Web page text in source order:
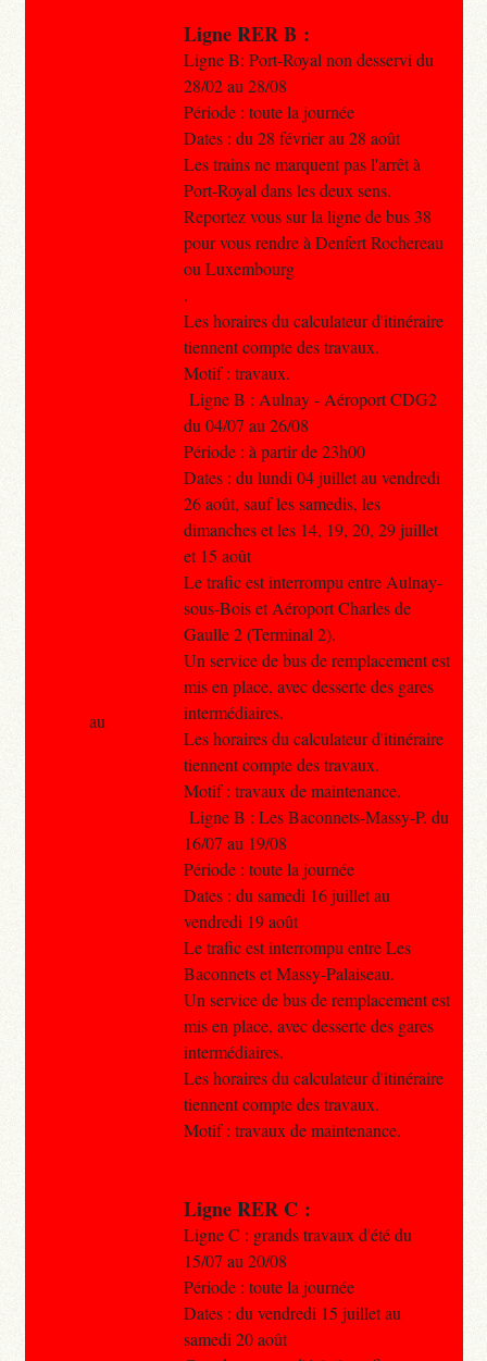
Ligne RER B :
Ligne B: Port-Royal non desservi du
28/02 au 28/08
Période : toute la journée
Dates : du 28 février au 28 août
Les trains ne marquent pas l'arrêt à
Port-Royal dans les deux sens.
Reportez vous sur la ligne de bus 38
pour vous rendre à Denfert Rochereau
ou Luxembourg
.
Les horaires du calculateur d'itinéraire
tiennent compte des travaux.
Motif : travaux.
Ligne B : Aulnay - Aéroport CDG2
du 04/07 au 26/08
Période : à partir de 23h00
Dates : du lundi 04 juillet au vendredi
26 août, sauf les samedis, les
dimanches et les 14, 19, 20, 29 juillet
et 15 août
Le trafic est interrompu entre Aulnay-
sous-Bois et Aéroport Charles de
Gaulle 2 (Terminal 2).
Un service de bus de remplacement est
mis en place, avec desserte des gares
intermédiaires.
Les horaires du calculateur d'itinéraire
tiennent compte des travaux.
Motif : travaux de maintenance.
Ligne B : Les Baconnets-Massy-P. du
16/07 au 19/08
Période : toute la journée
Dates : du samedi 16 juillet au
vendredi 19 août
Le trafic est interrompu entre Les
Baconnets et Massy-Palaiseau.
Un service de bus de remplacement est
mis en place, avec desserte des gares
intermédiaires.
Les horaires du calculateur d'itinéraire
tiennent compte des travaux.
Motif : travaux de maintenance.
Ligne RER C :
Ligne C : grands travaux d'été du
15/07 au 20/08
Période : toute la journée
Dates : du vendredi 15 juillet au
samedi 20 août
au